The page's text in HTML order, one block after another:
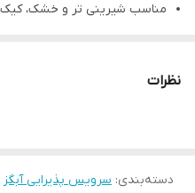
مناسب شیرینی تر و خشک،
نظرات
دسته‌بندی: سرویس پذیرایی آبگز